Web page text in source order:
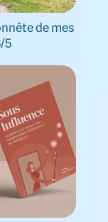
de mes
5